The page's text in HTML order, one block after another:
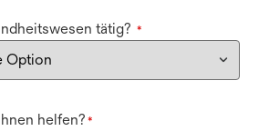
tätig? *
helfen? *